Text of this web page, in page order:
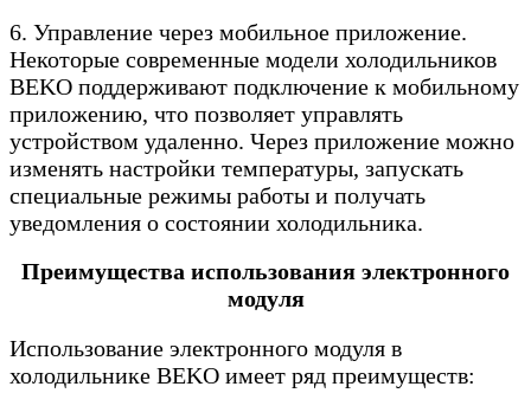
6. Управление через мобильное приложение.
Некоторые современные модели холодильников
BEKO поддерживают подключение к мобильному
приложению, что позволяет управлять
устройством удаленно. Через приложение можно
изменять настройки температуры, запускать
специальные режимы работы и получать
уведомления о состоянии холодильника.
Преимущества использования электронного
модуля
Использование электронного модуля в
холодильнике BEKO имеет ряд преимуществ: